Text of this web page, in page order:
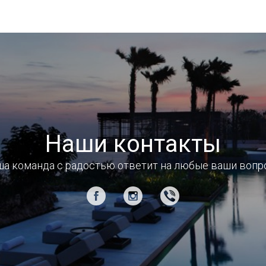
Наши контакты
команда с радостью ответит на любые ваши